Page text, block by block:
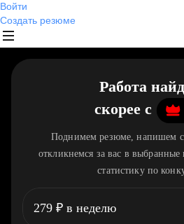
Войти
Создать резюме
Работа
скорее c
Поднимем резюме, напишем
откликнемся за вас в
статистику по
279 ₽ в неделю